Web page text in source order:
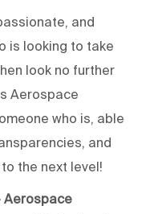
and
is looking to take
look no further
Aerospace
who is, able
and
the next level!
Aerospace